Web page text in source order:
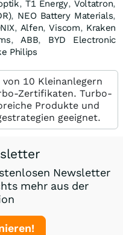
, T1 Energy, Voltatron,
, NEO Battery Materials,
, Alfen,Viscom, Kraken
,ABB, BYD Electronic
Philips
10 Kleinanlegern
Zertifikaten. Turbo-
Produkte und
geeignet.
Newsletter
mehr aus der